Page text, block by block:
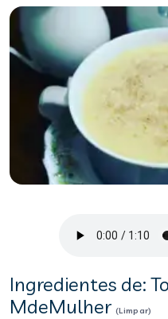
Ingredientes de:
MdeMulher (Limpar)